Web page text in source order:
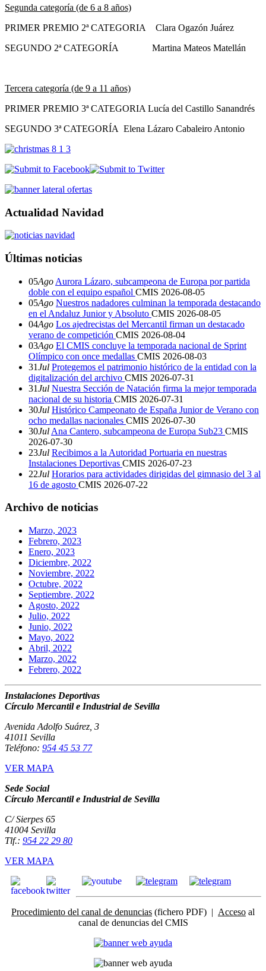
Segunda categoría (de 6 a 8 años)
PRIMER PREMIO 2ª CATEGORIA Clara Ogazón Juárez
SEGUNDO 2ª CATEGORÍA Martina Mateos Matellán
Tercera categoría (de 9 a 11 años)
PRIMER PREMIO 3ª CATEGORIA Lucía del Castillo Sanandrés
SEGUNDO 3ª CATEGORÍA Elena Lázaro Cabaleiro Antonio
Actualidad Navidad
Últimas noticias
05Ago Aurora Lázaro, subcampeona de Europa por partida
doble con el equipo español CMIS 2026-08-05
05Ago Nuestros nadadores culminan la temporada destacando
en el Andaluz Junior y Absoluto CMIS 2026-08-05
04Ago Los ajedrecistas del Mercantil firman un destacado
verano de competición CMIS 2026-08-04
03Ago El CMIS concluye la temporada nacional de Sprint
Olímpico con once medallas CMIS 2026-08-03
31Jul Protegemos el patrimonio histórico de la entidad con la
digitalización del archivo CMIS 2026-07-31
31Jul Nuestra Sección de Natación firma la mejor temporada
nacional de su historia CMIS 2026-07-31
30Jul Histórico Campeonato de España Junior de Verano con
ocho medallas nacionales CMIS 2026-07-30
30Jul Ana Cantero, subcampeona de Europa Sub23 CMIS
2026-07-30
23Jul Recibimos a la Autoridad Portuaria en nuestras
Instalaciones Deportivas CMIS 2026-07-23
22Jul Horarios para actividades dirigidas del gimnasio del 3 al
16 de agosto CMIS 2026-07-22
Archivo de noticias
Marzo, 2023
Febrero, 2023
Enero, 2023
Diciembre, 2022
Noviembre, 2022
Octubre, 2022
Septiembre, 2022
Agosto, 2022
Julio, 2022
Junio, 2022
Mayo, 2022
Abril, 2022
Marzo, 2022
Febrero, 2022
Instalaciones Deportivas
Círculo Mercantil e Industrial de Sevilla
Avenida Adolfo Suárez, 3
41011 Sevilla
Teléfono: 954 45 53 77
VER MAPA
Sede Social
Círculo Mercantil e Industrial de Sevilla
C/ Sierpes 65
41004 Sevilla
Tlf.: 954 22 29 80
VER MAPA
Procedimiento del canal de denuncias (fichero PDF) | Acceso al
canal de denuncias del CMIS